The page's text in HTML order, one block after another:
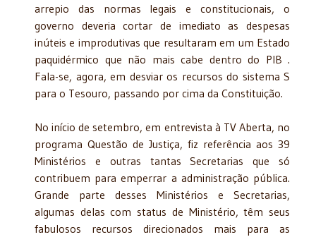
arrepio das normas legais e constitucionais, o
governo deveria cortar de imediato as despesas
inúteis e improdutivas que resultaram em um Estado
paquidérmico que não mais cabe dentro do PIB .
Fala-se, agora, em desviar os recursos do sistema S
para o Tesouro, passando por cima da Constituição.
No início de setembro, em entrevista à TV Aberta, no
programa Questão de Justiça, fiz referência aos 39
Ministérios e outras tantas Secretarias que só
contribuem para emperrar a administração pública.
Grande parte desses Ministérios e Secretarias,
algumas delas com status de Ministério, têm seus
fabulosos recursos direcionados mais para as